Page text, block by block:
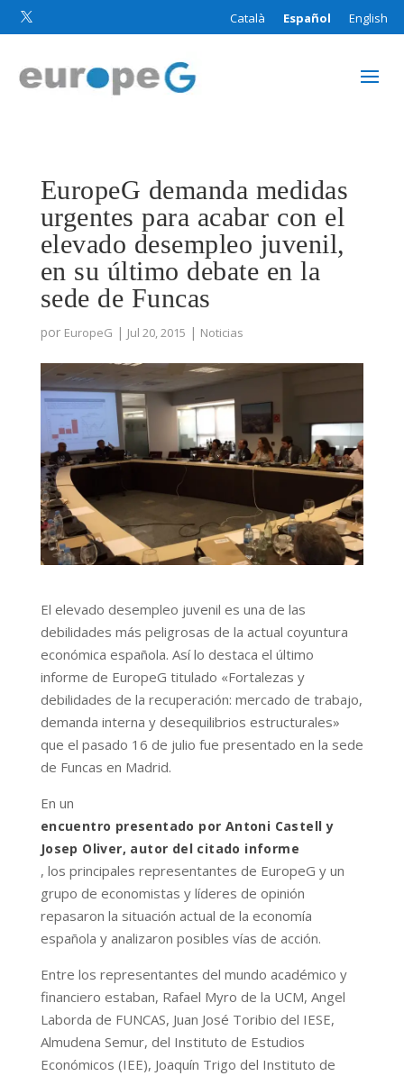
 Català Español English
EuropeG demanda medidas
urgentes para acabar con el
elevado desempleo juvenil,
en su último debate en la
sede de Funcas
por EuropeG | Jul 20, 2015 | Noticias
El elevado desempleo juvenil es una de las
debilidades más peligrosas de la actual coyuntura
económica española. Así lo destaca el último
informe de EuropeG titulado «Fortalezas y
debilidades de la recuperación: mercado de trabajo,
demanda interna y desequilibrios estructurales»
que el pasado 16 de julio fue presentado en la sede
de Funcas en Madrid.
En un
encuentro presentado por Antoni Castell y
Josep Oliver, autor del citado informe
, los principales representantes de EuropeG y un
grupo de economistas y líderes de opinión
repasaron la situación actual de la economía
española y analizaron posibles vías de acción.
Entre los representantes del mundo académico y
financiero estaban, Rafael Myro de la UCM, Angel
Laborda de FUNCAS, Juan José Toribio del IESE,
Almudena Semur, del Instituto de Estudios
Económicos (IEE), Joaquín Trigo del Instituto de